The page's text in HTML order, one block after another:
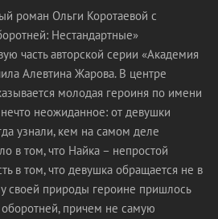
роман Ольги Коротаевой с
Нестандартные»
часть авторской серии «Академия
Алевтина Жарова. В центре
молодая героиня по имени
неожиданное: от девушки
узнали, кем на самом деле
в том, что Найка – непростой
в том, что девушка обращается не в
своей природы героине пришлось
причем не самую